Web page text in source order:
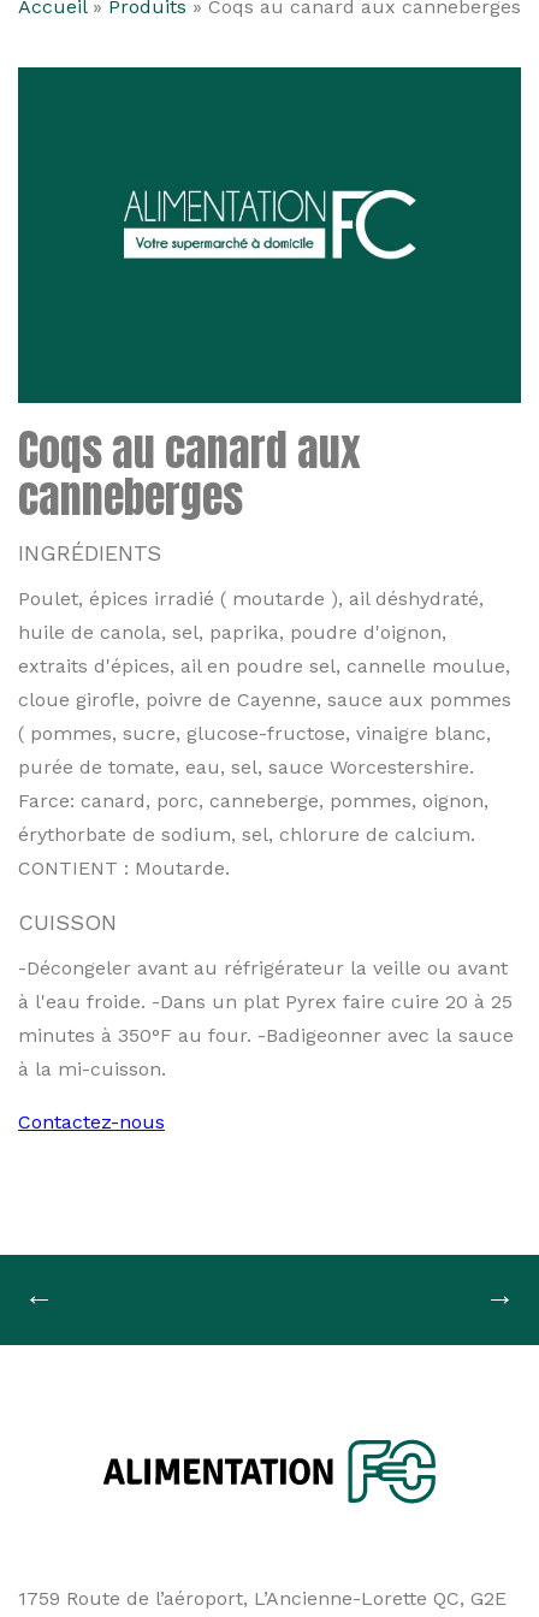
Accueil» Produits » Coqs au canard aux canneberges
Coqs au canard aux
canneberges
INGRÉDIENTS
Poulet, épices irradié ( moutarde ), ail déshydraté,
huile de canola, sel, paprika, poudre d'oignon,
extraits d'épices, ail en poudre sel, cannelle moulue,
cloue girofle, poivre de Cayenne, sauce aux pommes
( pommes, sucre, glucose-fructose, vinaigre blanc,
purée de tomate, eau, sel, sauce Worcestershire.
Farce: canard, porc, canneberge, pommes, oignon,
érythorbate de sodium, sel, chlorure de calcium.
CONTIENT : Moutarde.
CUISSON
-Décongeler avant au réfrigérateur la veille ou avant
à l'eau froide. -Dans un plat Pyrex faire cuire 20 à 25
minutes à 350°F au four. -Badigeonner avec la sauce
à la mi-cuisson.
Contactez-nous
Navigation
→
←
1759 Route de l’aéroport, L’Ancienne-Lorette QC, G2E